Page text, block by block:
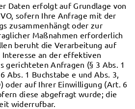
Daten erfolgt auf Grundlage von
sofern Ihre Anfrage mit der
zusammenhängt oder zur
Maßnahmen erforderlich
beruht die Verarbeitung auf
an der effektiven
gerichteten Anfragen (§ 3 Abs. 1
Abs. 1 Buchstabe e und Abs. 3,
oder auf Ihrer Einwilligung (Art. 6
diese abgefragt wurde; die
widerrufbar.